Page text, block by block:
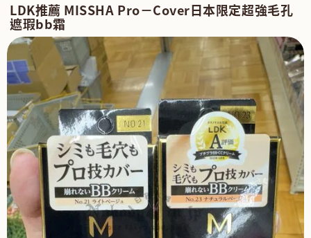
LDK推薦 MISSHA Pro－Cover日本限定超強毛孔
遮瑕bb霜